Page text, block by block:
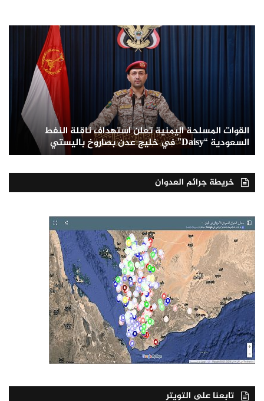
القوات المسلحة اليمنية تعلن استهداف ناقلة النفط
السعودية “Daisy” في خليج عدن بصاروخ باليستي
خريطة جرائم العدوان
تابعنا على التويتر